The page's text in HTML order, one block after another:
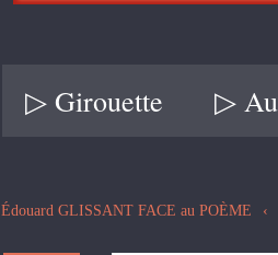
▷ Girouette ▷
Édouard GLISSANT FACE au POÈME